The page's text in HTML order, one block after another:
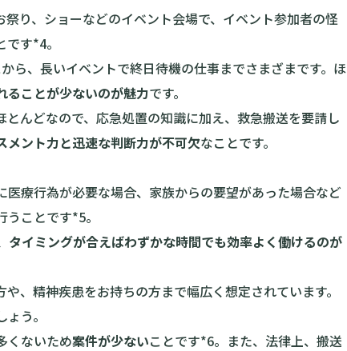
り、ショーなどのイベント会場で、イベント参加者の怪
す*4。
ら、長いイベントで終日待機の仕事までさまざまです。ほ
ることが少ないのが魅力です。
んどなので、応急処置の知識に加え、救急搬送を要請し
メント力と迅速な判断力が不可欠なことです。
療行為が必要な場合、家族からの要望があった場合など
ことです*5。
イミングが合えばわずかな時間でも効率よく働けるのが
、精神疾患をお持ちの方まで幅広く想定されています。
う。
くないため案件が少ないことです*6。また、法律上、搬送